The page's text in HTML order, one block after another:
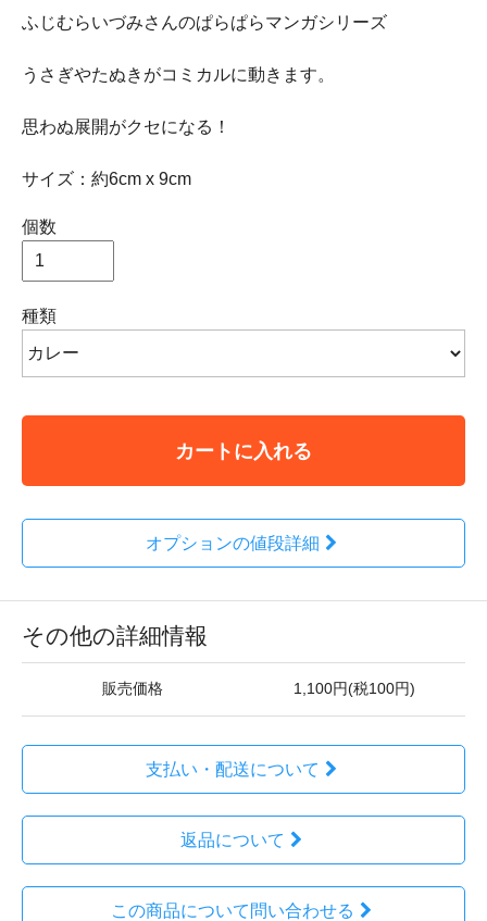
ふじむらいづみさんのぱらぱらマンガシリーズ
うさぎやたぬきがコミカルに動きます。
思わぬ展開がクセになる！
サイズ：約6cm x 9cm
個数
種類
カートに入れる
オプションの値段詳細
その他の詳細情報
販売価格 1,100円(税100円)
支払い・配送について
返品について
この商品について問い合わせる